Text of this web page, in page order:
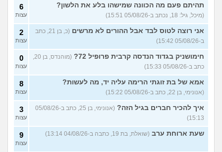
איך מפסיקים לפחד מזה שהזמן
עובר?
(אליזבת, בת 24)
9
עצות
עם מי אנשים מתייעצים כל
5
עצות
ורוצה לחזור לזה! (זלדוס, בן 22) עצות
בודדה מאוד בלי חברים כבר 5
שנים ולא יודעת איפה להכיר
(עדן, בת 23)
5
עצות
עוד שאלות חדשות במדור
תהיתם פעם מה הכוונה שמישהו בלע את הלשון?
(מיכל, גיל: 18, נכתב ב-05/08/26 15:51)
6
עצות
אני רוצה לטוס לבד אבל ההורים לא מרשים
(כ, בן 21, כתב
ב-05/08/26 15:42)
2
עצות
חימושניק בגדוד הנדסה קרבית פרופיל 72?
(מוהנדס, בן 20,
כתב ב-05/08/26 15:33)
0
עצות
אמא של בת זוגתי הרימה עליה יד, מה לעשות?
(אנונימי, בן 22, כתב ב-05/08/26 15:22)
8
עצות
איך להכיר חברים בגיל הזה?
(אנונימי, בן 25, כתב ב-05/08/26
15:13)
3
עצות
שעת ארוחת ערב (שואלת, בת 19, כתבה ב-04/08/26 13:14) 9
עצות